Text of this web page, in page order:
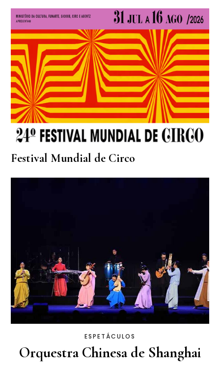
ESPETÁCULOS
Orquestra Chinesa de Shanghai
Festival Mundial de Circo